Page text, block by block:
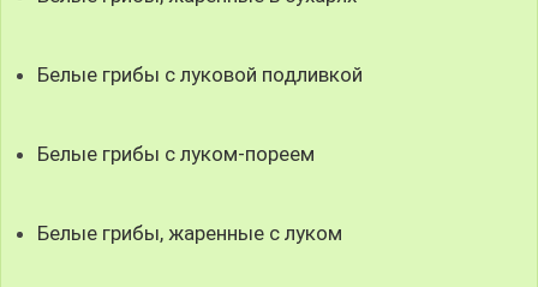
Белые грибы с луковой подливкой
Белые грибы с луком-пореем
Белые грибы, жаренные с луком